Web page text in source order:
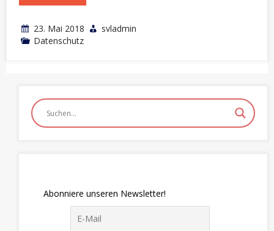
23. Mai 2018
svladmin
Datenschutz
Abonniere unseren Newsletter!